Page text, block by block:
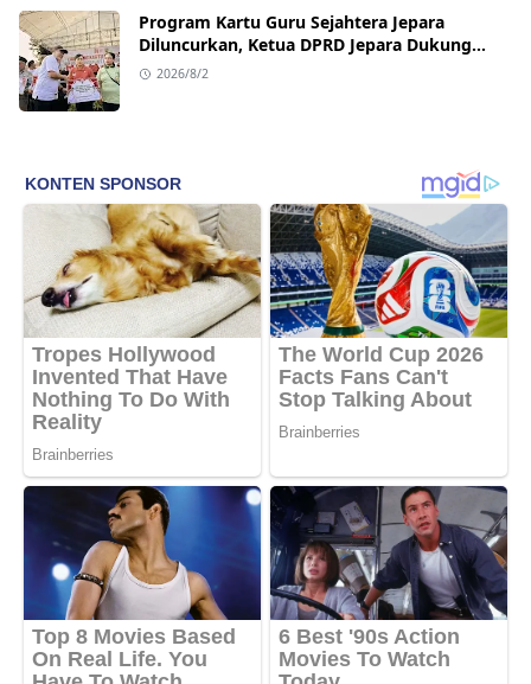
Program Kartu Guru Sejahtera Jepara
Diluncurkan, Ketua DPRD Jepara Dukung
Kesejahteraan Guru
2026/8/2